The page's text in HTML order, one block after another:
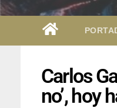
Carlos
no’, hoy